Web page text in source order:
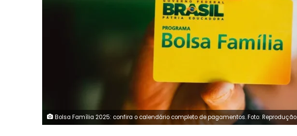
Bolsa Família 2025: confira o calendário completo de pagamentos. Foto: Reprodução